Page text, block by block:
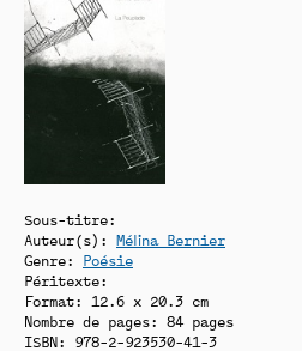
Rencontres
Sous-titre:
Auteur(s): Mélina Bernier
Genre: Poésie
Péritexte:
Format: 12.6 x 20.3 cm
Nombre de pages: 84 pages
ISBN: 978-2-923530-41-3